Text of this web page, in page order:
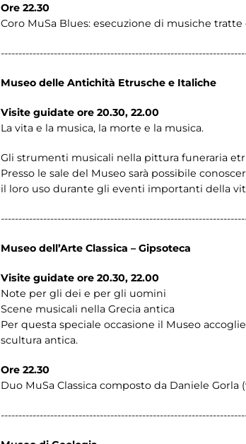
Ore 22.30
Coro MuSa Blues: esecuzione di musiche
Museo delle Antichità Etrusche e Italiche
Visite guidate ore 20.30, 22.00
La vita e la musica, la morte e la musica.
Gli strumenti musicali nella pittura funeraria
Presso le sale del Museo sarà possibile
il loro uso durante gli eventi importanti della
Museo dell’Arte Classica – Gipsoteca
Visite guidate ore 20.30, 22.00
Note per gli dei e per gli uomini
Scene musicali nella Grecia antica
Per questa speciale occasione il Museo
scultura antica.
Ore 22.30
Duo MuSa Classica composto da Daniele